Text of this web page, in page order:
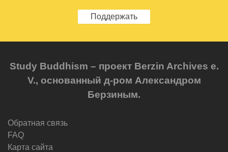
Поддержать
Study Buddhism – проект Berzin Archives e.
V., основанный д-ром Александром
Берзиным.
Обратная связь
FAQ
Карта сайта